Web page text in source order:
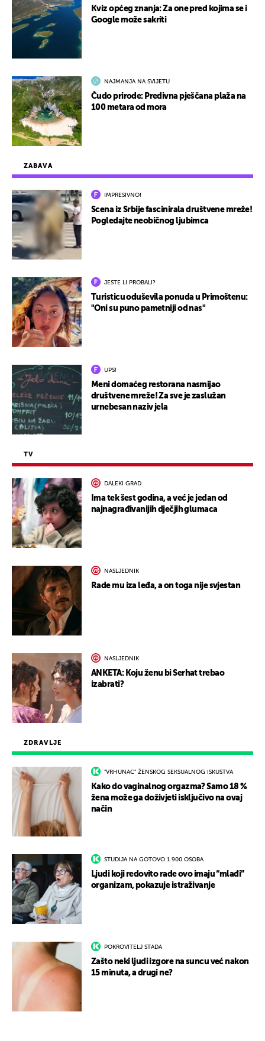
ZDRAVLJE
"VRHUNAC" ŽENSKOG SEKSUALNOG ISKUSTVA
Kako do vaginalnog orgazma? Samo 18 %
žena može ga doživjeti isključivo na ovaj
način
STUDIJA NA GOTOVO 1.900 OSOBA
Ljudi koji redovito rade ovo imaju “mlađi”
organizam, pokazuje istraživanje
POKROVITELJ STADA
Zašto neki ljudi izgore na suncu već nakon
15 minuta, a drugi ne?
ZABAVA
IMPRESIVNO!
Scena iz Srbije fascinirala društvene mreže!
Pogledajte neobičnog ljubimca
JESTE LI PROBALI?
Turisticu oduševila ponuda u Primoštenu:
"Oni su puno pametniji od nas"
UPS!
Meni domaćeg restorana nasmijao
društvene mreže! Za sve je zaslužan
urnebesan naziv jela
TV
DALEKI GRAD
Ima tek šest godina, a već je jedan od
najnagrađivanijih dječjih glumaca
NASLJEDNIK
Rade mu iza leđa, a on toga nije svjestan
NASLJEDNIK
ANKETA: Koju ženu bi Serhat trebao
izabrati?
Kviz općeg znanja: Za one pred kojima se i
Google može sakriti
NAJMANJA NA SVIJETU
Čudo prirode: Predivna pješčana plaža na
100 metara od mora